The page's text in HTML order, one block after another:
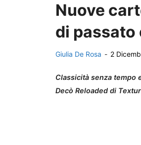
Nuove
di passato
Giulia De Rosa - 2
Classicità senza tempo
Decò Reloaded di